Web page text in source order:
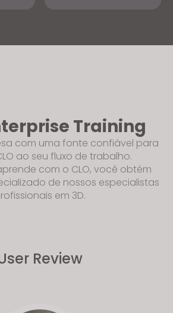
Training
com uma fonte confiável para
ao seu fluxo de trabalho.
com o CLO, você obtém
de nossos especialistas
em 3D.
Review